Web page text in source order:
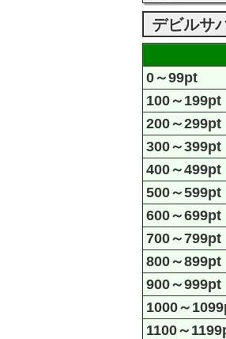
デビルサ
0～99pt
100～199pt
200～299pt
300～399pt
400～499pt
500～599pt
600～699pt
700～799pt
800～899pt
900～999pt
1000～
1100～